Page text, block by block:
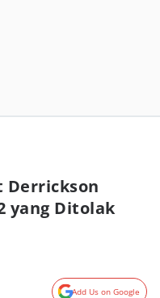
Derrickson
yang Ditolak
Add Us on Google